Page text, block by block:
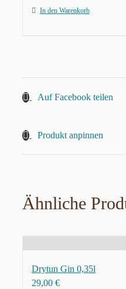
In den Warenkorb
Auf Facebook teilen
Produkt anpinnen
Ähnliche
Drytun Gin 0,35l
29,00 €